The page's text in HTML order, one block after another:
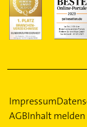
Impressum
AGBInhalt melden